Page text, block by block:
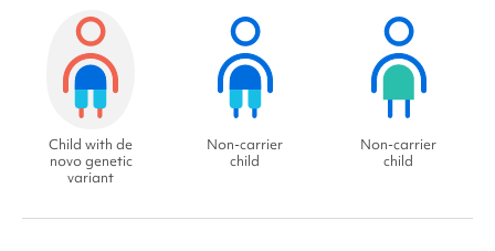
Child with de
novo genetic
variant
Non-carrier
child
Non-carrier
child